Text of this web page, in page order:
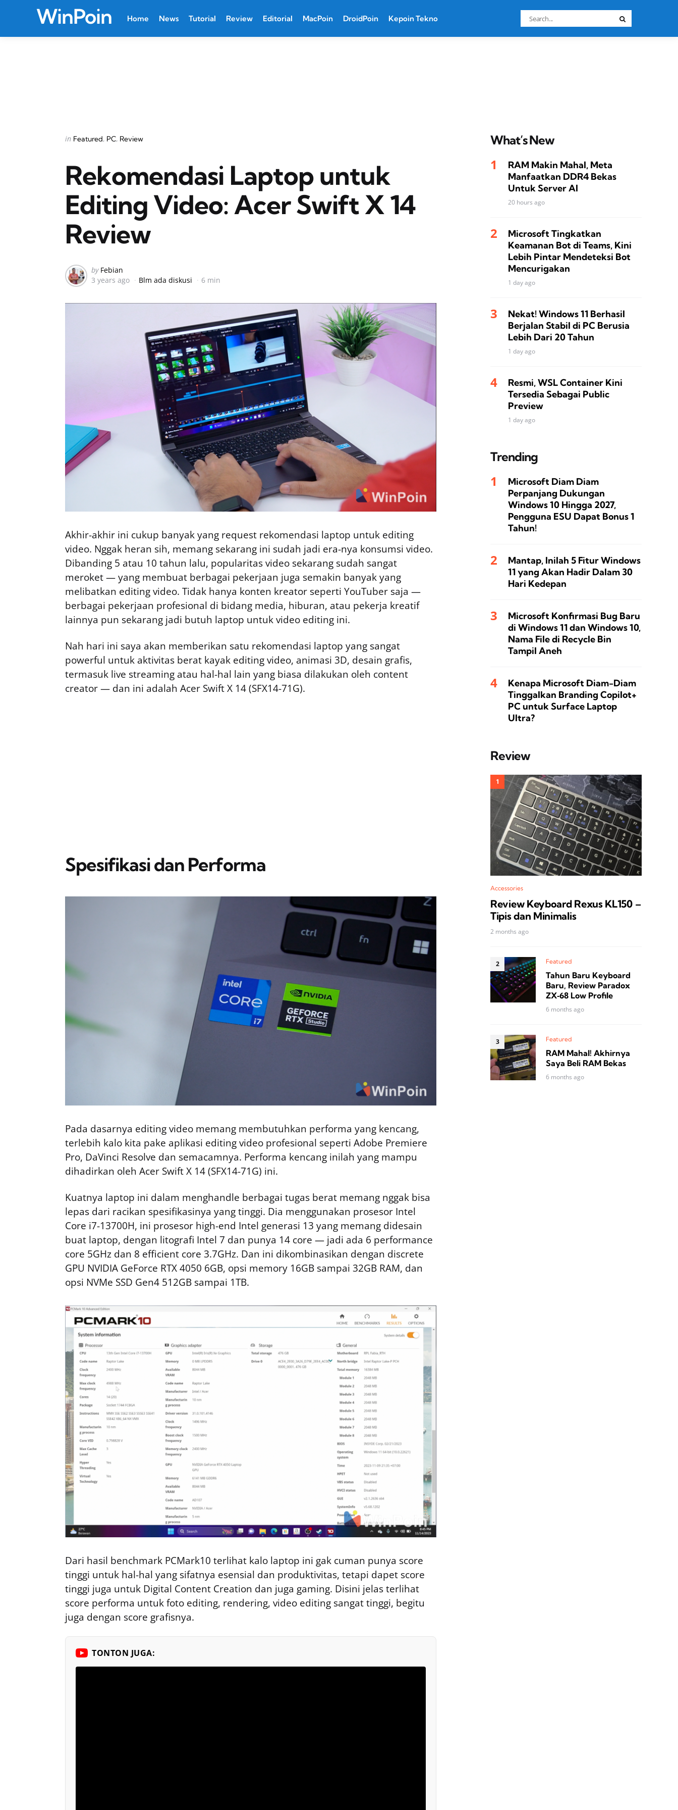
WinPoin Home News Tutorial Review Editorial MacPoin DroidPoin Kepoin Tekno
Search
for:
Categories
Posted
in Featured PC Review
Rekomendasi Laptop untuk
Editing Video: Acer Swift X 14
Review
Posted
by
by Febian
3 years ago
Blm ada diskusi 6 min
Akhir-akhir ini cukup banyak yang request rekomendasi laptop untuk editing
video. Nggak heran sih, memang sekarang ini sudah jadi era-nya konsumsi video.
Dibanding 5 atau 10 tahun lalu, popularitas video sekarang sudah sangat
meroket — yang membuat berbagai pekerjaan juga semakin banyak yang
melibatkan editing video. Tidak hanya konten kreator seperti YouTuber saja —
berbagai pekerjaan profesional di bidang media, hiburan, atau pekerja kreatif
lainnya pun sekarang jadi butuh laptop untuk video editing ini.
Nah hari ini saya akan memberikan satu rekomendasi laptop yang sangat
powerful untuk aktivitas berat kayak editing video, animasi 3D, desain grafis,
termasuk live streaming atau hal-hal lain yang biasa dilakukan oleh content
creator — dan ini adalah Acer Swift X 14 (SFX14-71G).
Spesifikasi dan Performa
Pada dasarnya editing video memang membutuhkan performa yang kencang,
terlebih kalo kita pake aplikasi editing video profesional seperti Adobe Premiere
Pro, DaVinci Resolve dan semacamnya. Performa kencang inilah yang mampu
dihadirkan oleh Acer Swift X 14 (SFX14-71G) ini.
Kuatnya laptop ini dalam menghandle berbagai tugas berat memang nggak bisa
lepas dari racikan spesifikasinya yang tinggi. Dia menggunakan prosesor Intel
Core i7-13700H, ini prosesor high-end Intel generasi 13 yang memang didesain
buat laptop, dengan litografi Intel 7 dan punya 14 core — jadi ada 6 performance
core 5GHz dan 8 efficient core 3.7GHz. Dan ini dikombinasikan dengan discrete
GPU NVIDIA GeForce RTX 4050 6GB, opsi memory 16GB sampai 32GB RAM, dan
opsi NVMe SSD Gen4 512GB sampai 1TB.
Dari hasil benchmark PCMark10 terlihat kalo laptop ini gak cuman punya score
tinggi untuk hal-hal yang sifatnya esensial dan produktivitas, tetapi dapet score
tinggi juga untuk Digital Content Creation dan juga gaming. Disini jelas terlihat
score performa untuk foto editing, rendering, video editing sangat tinggi, begitu
juga dengan score grafisnya.
TONTON JUGA:
What’s New
RAM Makin Mahal, Meta
Manfaatkan DDR4 Bekas
Untuk Server AI
20 hours ago
Microsoft Tingkatkan
Keamanan Bot di Teams, Kini
Lebih Pintar Mendeteksi Bot
Mencurigakan
1 day ago
Nekat! Windows 11 Berhasil
Berjalan Stabil di PC Berusia
Lebih Dari 20 Tahun
1 day ago
Resmi, WSL Container Kini
Tersedia Sebagai Public
Preview
1 day ago
Trending
Microsoft Diam Diam
Perpanjang Dukungan
Windows 10 Hingga 2027,
Pengguna ESU Dapat Bonus 1
Tahun!
Mantap, Inilah 5 Fitur Windows
11 yang Akan Hadir Dalam 30
Hari Kedepan
Microsoft Konfirmasi Bug Baru
di Windows 11 dan Windows 10,
Nama File di Recycle Bin
Tampil Aneh
Kenapa Microsoft Diam-Diam
Tinggalkan Branding Copilot+
PC untuk Surface Laptop
Ultra?
Review
Accessories
Review Keyboard Rexus KL150 –
Tipis dan Minimalis
2 months ago
Featured
Tahun Baru Keyboard
Baru, Review Paradox
ZX‑68 Low Profile
6 months ago
Featured
RAM Mahal! Akhirnya
Saya Beli RAM Bekas
6 months ago